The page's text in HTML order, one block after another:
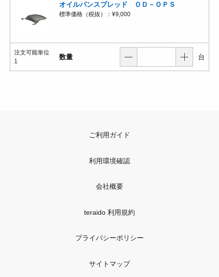
オイルパンスプレッド ＯＤ－ＯＰＳ
標準価格（税抜）： ¥9,000
注文可能単位
1
数量 台
ご利用ガイド
利用環境確認
会社概要
teraido 利用規約
プライバシーポリシー
サイトマップ